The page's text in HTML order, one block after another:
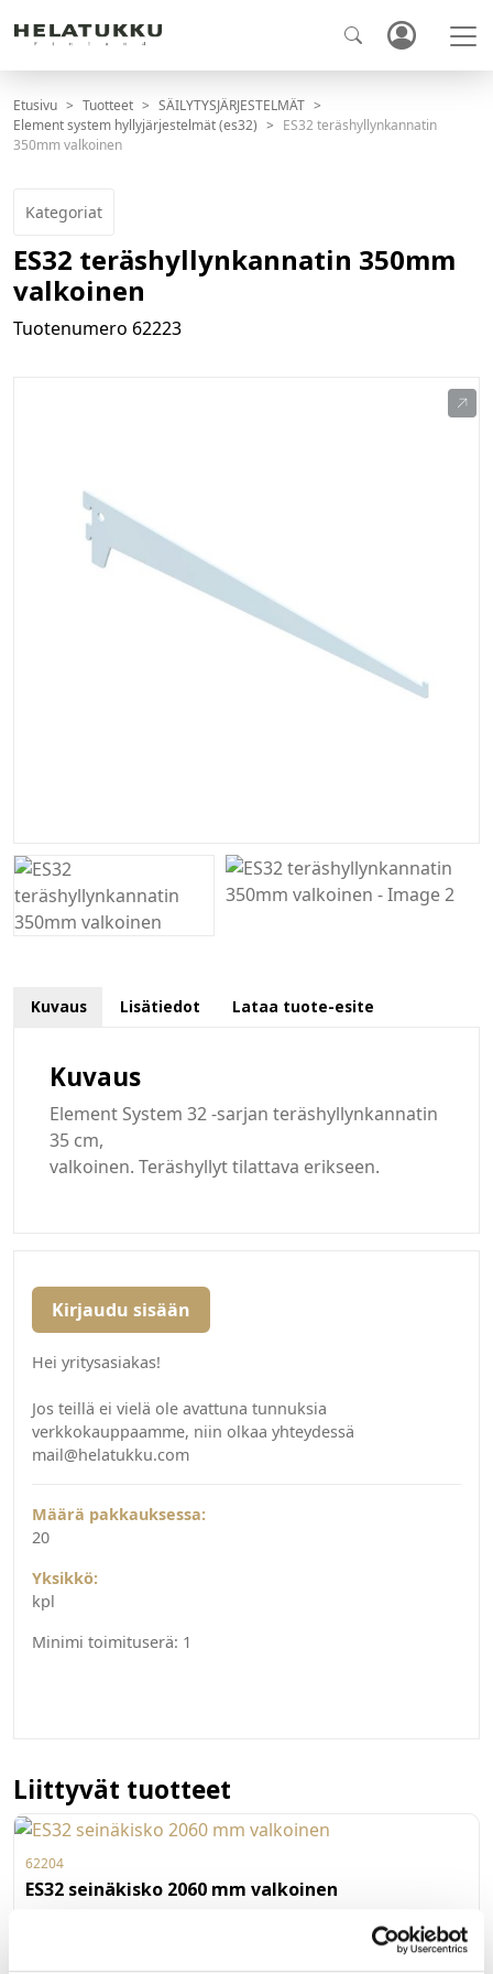
Etusivu Tuotteet
SÄILYTYSJÄRJESTELMÄT
Element system hyllyjärjestelmät (es32)
ES32 teräshyllynkannatin
350mm valkoinen
Kategoriat
ES32 teräshyllynkannatin 350mm
valkoinen
Tuotenumero 62223
Kuvaus Lisätiedot Lataa tuote-esite
Kuvaus
Element System 32 -sarjan teräshyllynkannatin
35 cm,
valkoinen. Teräshyllyt tilattava erikseen.
Kirjaudu sisään
Hei yritysasiakas!
Jos teillä ei vielä ole avattuna tunnuksia
verkkokauppaamme, niin olkaa yhteydessä
mail@helatukku.com
Määrä pakkauksessa:
20
Yksikkö:
kpl
Minimi toimituserä: 1
Liittyvät tuotteet
62204
ES32 seinäkisko 2060 mm valkoinen
Element System 32 -sarjan seinäkisko 206 cm, valkoinen.